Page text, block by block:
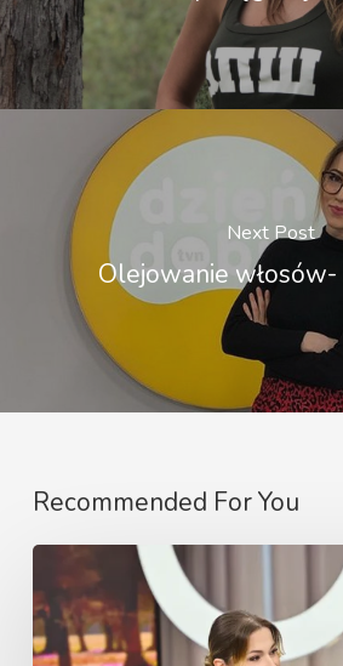
Next Post
Olejowanie
Recommended For You
Najczęstsze
przyczyny
utraty